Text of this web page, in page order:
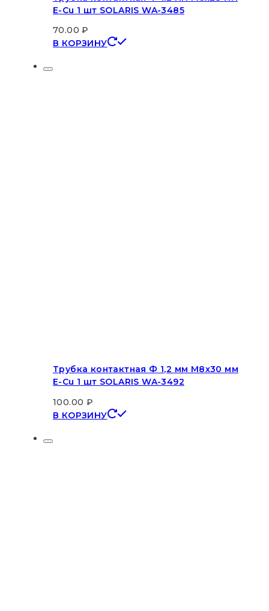
E-Cu 1 шт SOLARIS WA-3485
70.00₽
В КОРЗИНУ
Трубка контактная Ф 1,2 мм M8х30 мм
E-Cu 1 шт SOLARIS WA-3492
100.00 ₽
В КОРЗИНУ